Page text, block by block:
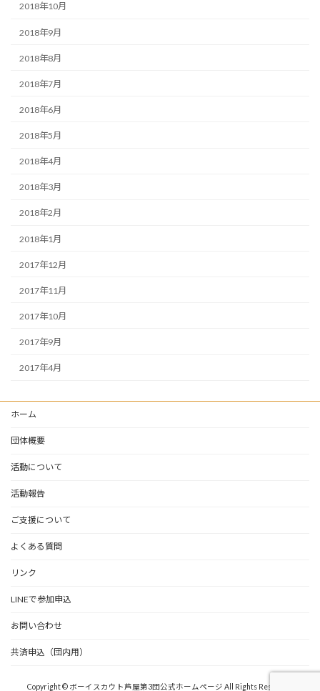
2018年10月
2018年9月
2018年8月
2018年7月
2018年6月
2018年5月
2018年4月
2018年3月
2018年2月
2018年1月
2017年12月
2017年11月
2017年10月
2017年9月
2017年4月
ホーム
団体概要
活動について
活動報告
ご支援について
よくある質問
リンク
LINEで参加申込
お問い合わせ
共済申込（団内用）
Copyright © ボーイスカウト芦屋第3団公式ホームページ All Rights Reserved.